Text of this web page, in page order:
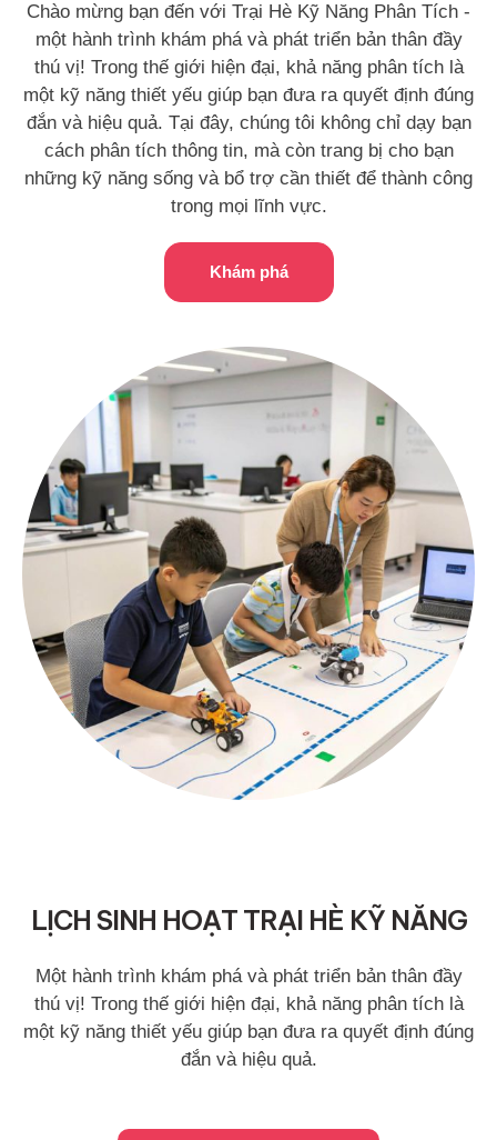
Chào mừng bạn đến với Trại Hè Kỹ Năng Phân Tích -
một hành trình khám phá và phát triển bản thân đầy
thú vị! Trong thế giới hiện đại, khả năng phân tích là
một kỹ năng thiết yếu giúp bạn đưa ra quyết định đúng
đắn và hiệu quả. Tại đây, chúng tôi không chỉ dạy bạn
cách phân tích thông tin, mà còn trang bị cho bạn
những kỹ năng sống và bổ trợ cần thiết để thành công
trong mọi lĩnh vực.
Khám phá
LỊCH SINH HOẠT TRẠI HÈ KỸ NĂNG
Một hành trình khám phá và phát triển bản thân đầy
thú vị! Trong thế giới hiện đại, khả năng phân tích là
một kỹ năng thiết yếu giúp bạn đưa ra quyết định đúng
đắn và hiệu quả.